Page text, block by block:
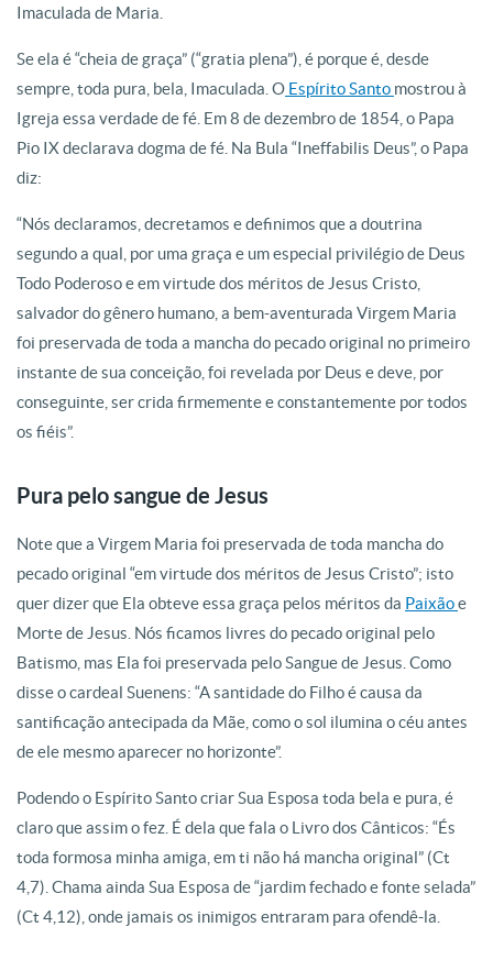
Imaculada de Maria.
Se ela é “cheia de graça” (“gratia plena”), é porque é, desde
sempre, toda pura, bela, Imaculada. O Espírito Santo mostrou à
Igreja essa verdade de fé. Em 8 de dezembro de 1854, o Papa
Pio IX declarava dogma de fé. Na Bula “Ineffabilis Deus”, o Papa
diz:
“Nós declaramos, decretamos e definimos que a doutrina
segundo a qual, por uma graça e um especial privilégio de Deus
Todo Poderoso e em virtude dos méritos de Jesus Cristo,
salvador do gênero humano, a bem-aventurada Virgem Maria
foi preservada de toda a mancha do pecado original no primeiro
instante de sua conceição, foi revelada por Deus e deve, por
conseguinte, ser crida firmemente e constantemente por todos
os fiéis”.
Pura pelo sangue de Jesus
Note que a Virgem Maria foi preservada de toda mancha do
pecado original “em virtude dos méritos de Jesus Cristo”; isto
quer dizer que Ela obteve essa graça pelos méritos da Paixãoe
Morte de Jesus. Nós ficamos livres do pecado original pelo
Batismo, mas Ela foi preservada pelo Sangue de Jesus. Como
disse o cardeal Suenens: “A santidade do Filho é causa da
santificação antecipada da Mãe, como o sol ilumina o céu antes
de ele mesmo aparecer no horizonte”.
Podendo o Espírito Santo criar Sua Esposa toda bela e pura, é
claro que assim o fez. É dela que fala o Livro dos Cânticos: “És
toda formosa minha amiga, em ti não há mancha original” (Ct
4,7). Chama ainda Sua Esposa de “jardim fechado e fonte selada”
(Ct 4,12), onde jamais os inimigos entraram para ofendê-la.